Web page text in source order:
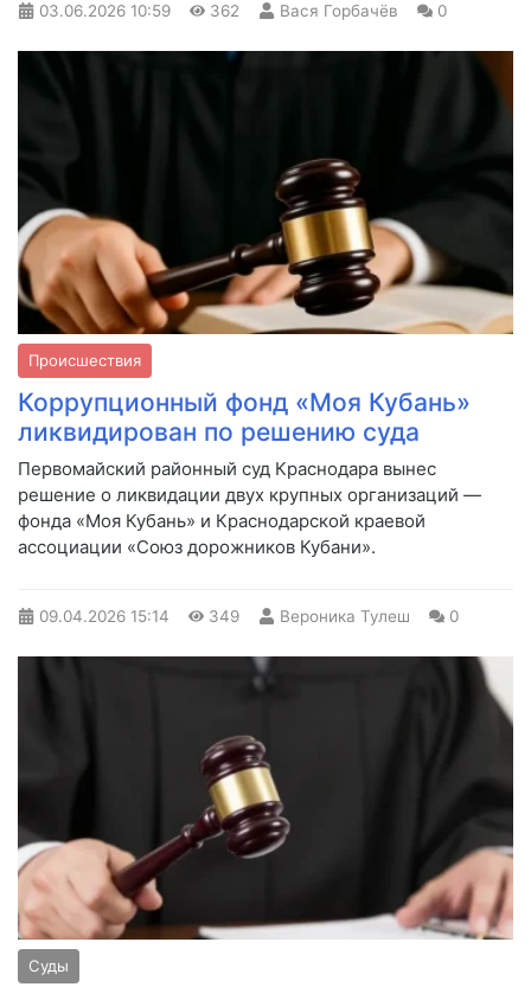
03.06.2026 10:59 362 Вася Горбачёв 0
Происшествия
Коррупционный фонд «Моя Кубань»
ликвидирован по решению суда
Первомайский районный суд Краснодара вынес
решение о ликвидации двух крупных организаций —
фонда «Моя Кубань» и Краснодарской краевой
ассоциации «Союз дорожников Кубани».
09.04.2026 15:14 349 Вероника Тулеш 0
Суды